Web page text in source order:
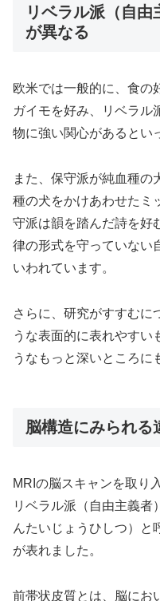
リベラル派（自
が異なる
欧米では一般的に、食の
ガイモを好み、リベラル
物に強い関心があるとい
また、保守派が純血種の
種の犬をかけあわせたミ
守派は韻を踏んだ詩を好
律の形式を守っていない
いわれています。
さらに、研究がすすむに
うな表面的に表れやすい
うなもっと深いところに
脳構造にみられる
MRIの脳スキャンを取り
リベラル派（自由主義者
んたいじょうひしつ）と
が表れました。
前帯状皮質とは、脳にお